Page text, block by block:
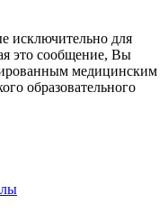
исключительно для
это сообщение, Вы
медицинским
образовательного